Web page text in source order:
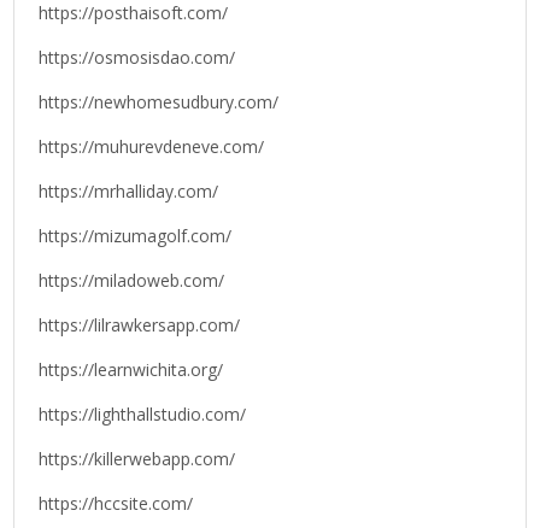
https://posthaisoft.com/
https://osmosisdao.com/
https://newhomesudbury.com/
https://muhurevdeneve.com/
https://mrhalliday.com/
https://mizumagolf.com/
https://miladoweb.com/
https://lilrawkersapp.com/
https://learnwichita.org/
https://lighthallstudio.com/
https://killerwebapp.com/
https://hccsite.com/